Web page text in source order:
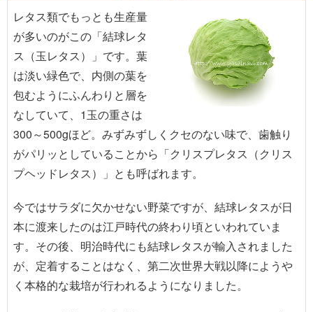
レタス類でもっとも生産量
が多いのがこの「結球レタ
ス（玉レタス）」です。葉
は淡い緑色で、内側の葉を
包むようにふんわりと層を
なしていて、1玉の重さは
300～500gほど。みずみずしくクセのない味で、歯触り
がパリッとしていることから「クリスプレタス（クリス
プヘッドレタス）」とも呼ばれます。
今ではサラダに欠かせない野菜ですが、結球レタスが日
本に渡来したのは江戸時代の終わり頃といわれていま
す。その後、明治時代にも結球レタスが輸入されました
が、定着することはなく、第二次世界大戦以降にようや
く本格的な栽培が行われるようになりました。